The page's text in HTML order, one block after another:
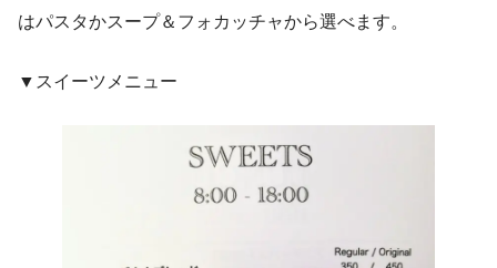
はパスタかスープ＆フォカッチャから選べます。
▼スイーツメニュー